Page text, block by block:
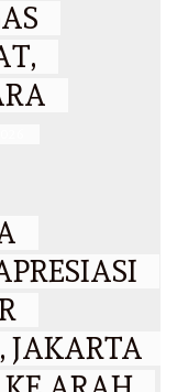
JAKARTA